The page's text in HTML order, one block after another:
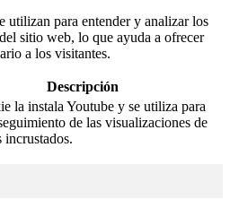
utilizan para entender y analizar los
sitio web, lo que ayuda a ofrecer
a los visitantes.
Descripción
la instala Youtube y se utiliza para
de las visualizaciones de
incrustados.